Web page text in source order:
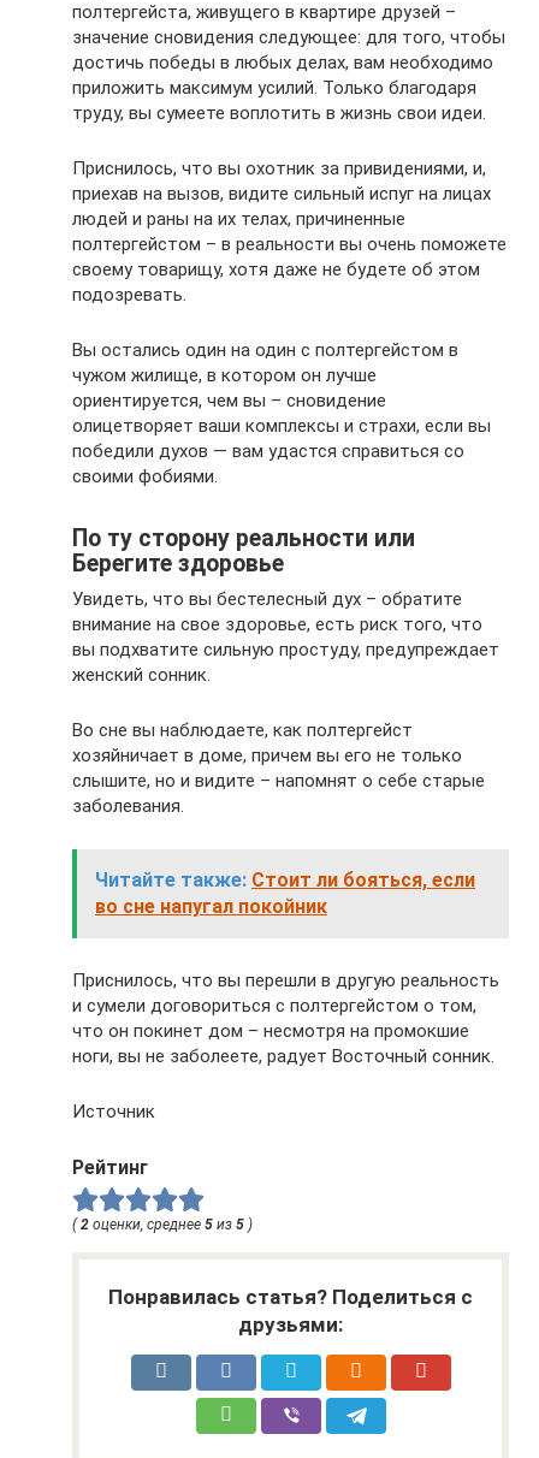
полтергейста, живущего в квартире друзей –
значение сновидения следующее: для того, чтобы
достичь победы в любых делах, вам необходимо
приложить максимум усилий. Только благодаря
труду, вы сумеете воплотить в жизнь свои идеи.
Приснилось, что вы охотник за привидениями, и,
приехав на вызов, видите сильный испуг на лицах
людей и раны на их телах, причиненные
полтергейстом – в реальности вы очень поможете
своему товарищу, хотя даже не будете об этом
подозревать.
Вы остались один на один с полтергейстом в
чужом жилище, в котором он лучше
ориентируется, чем вы – сновидение
олицетворяет ваши комплексы и страхи, если вы
победили духов — вам удастся справиться со
своими фобиями.
По ту сторону реальности или
Берегите здоровье
Увидеть, что вы бестелесный дух – обратите
внимание на свое здоровье, есть риск того, что
вы подхватите сильную простуду, предупреждает
женский сонник.
Во сне вы наблюдаете, как полтергейст
хозяйничает в доме, причем вы его не только
слышите, но и видите – напомнят о себе старые
заболевания.
Читайте также: Стоит ли бояться, если
во сне напугал покойник
Приснилось, что вы перешли в другую реальность
и сумели договориться с полтергейстом о том,
что он покинет дом – несмотря на промокшие
ноги, вы не заболеете, радует Восточный сонник.
Источник
Рейтинг
( 2 оценки, среднее 5 из 5 )
Понравилась статья? Поделиться с
друзьями: